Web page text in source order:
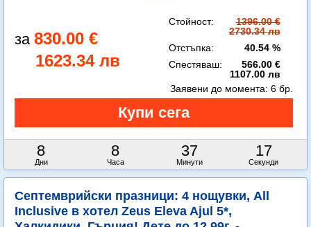
830.00 €
1623.34 лв
Стойност:
1396.00 €
2730.34 лв
Отстъпка:
40.54 %
Спестяваш:
566.00 €
1107.00 лв
8
Дни
8
Часа
37
Минути
16
Секунди
Заявени до момента: 6 бр.
Септемврийски празници: 4 нощувки, All
Inclusive в хотел Zeus Eleva Ajul 5*,